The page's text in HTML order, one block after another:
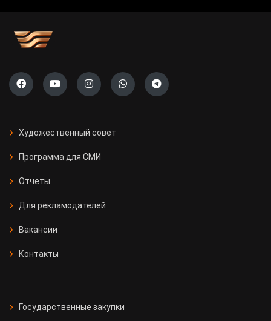
Художественный совет
Программа для СМИ
Отчеты
Для рекламодателей
Вакансии
Контакты
Государственные закупки